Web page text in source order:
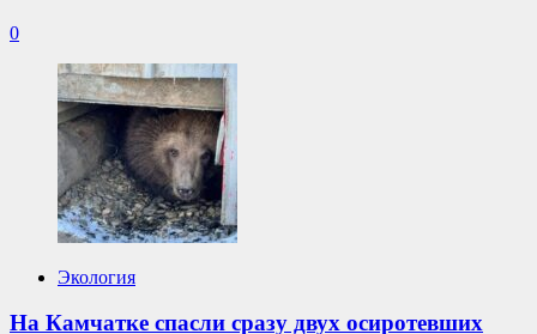
0
Экология
На Камчатке спасли сразу двух осиротевших